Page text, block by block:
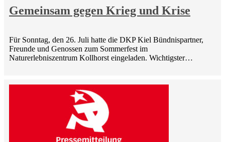
Gemeinsam gegen Krieg und Krise
Für Sonntag, den 26. Juli hatte die DKP Kiel Bündnispartner,
Freunde und Genossen zum Sommerfest im
Naturerlebniszentrum Kollhorst eingeladen. Wichtigster…